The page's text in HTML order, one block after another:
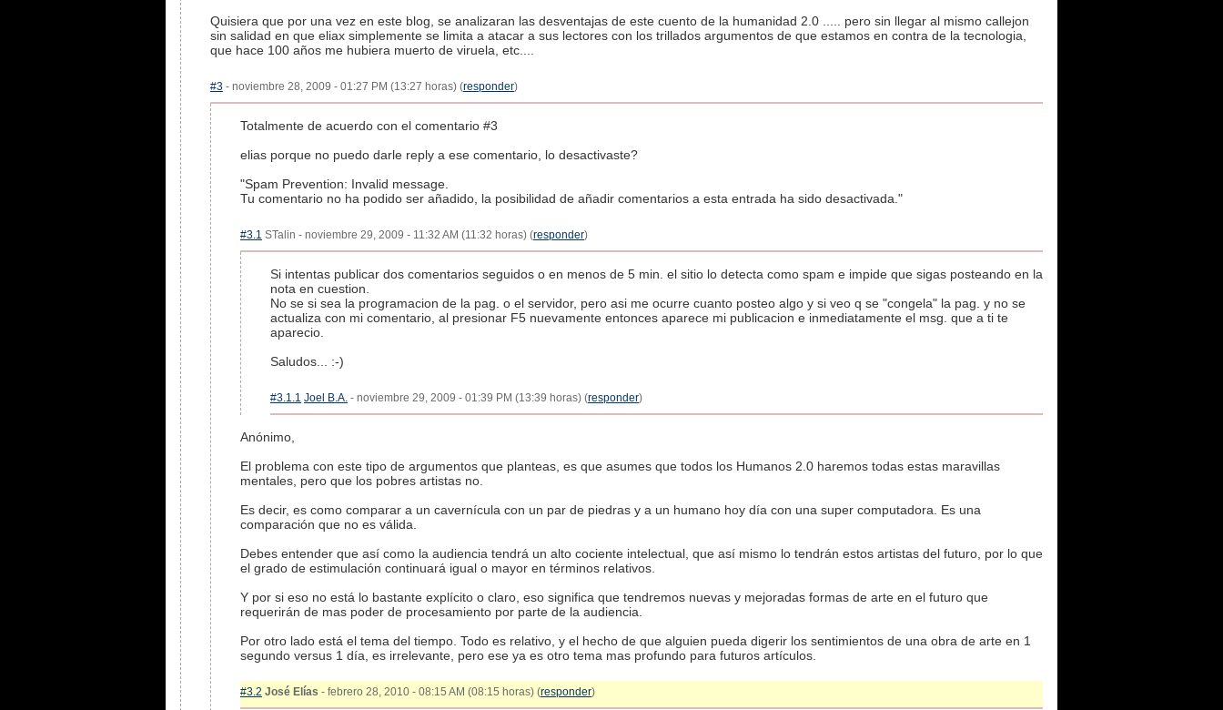
Quisiera que por una vez en este blog, se analizaran las desventajas de este cuento de la humanidad 2.0 ..... pero sin llegar al mismo callejon
sin salidad en que eliax simplemente se limita a atacar a sus lectores con los trillados argumentos de que estamos en contra de la tecnologia,
que hace 100 años me hubiera muerto de viruela, etc....
#3 - noviembre 28, 2009 - 01:27 PM (13:27 horas) (responder)
Totalmente de acuerdo con el comentario #3
elias porque no puedo darle reply a ese comentario, lo desactivaste?
"Spam Prevention: Invalid message.
Tu comentario no ha podido ser añadido, la posibilidad de añadir comentarios a esta entrada ha sido desactivada."
#3.1 STalin - noviembre 29, 2009 - 11:32 AM (11:32 horas) (responder)
Si intentas publicar dos comentarios seguidos o en menos de 5 min. el sitio lo detecta como spam e impide que sigas posteando en la
nota en cuestion.
No se si sea la programacion de la pag. o el servidor, pero asi me ocurre cuanto posteo algo y si veo q se "congela" la pag. y no se
actualiza con mi comentario, al presionar F5 nuevamente entonces aparece mi publicacion e inmediatamente el msg. que a ti te
aparecio.
Saludos... :-)
#3.1.1 Joel B.A. - noviembre 29, 2009 - 01:39 PM (13:39 horas) (responder)
Anónimo,
El problema con este tipo de argumentos que planteas, es que asumes que todos los Humanos 2.0 haremos todas estas maravillas
mentales, pero que los pobres artistas no.
Es decir, es como comparar a un cavernícula con un par de piedras y a un humano hoy día con una super computadora. Es una
comparación que no es válida.
Debes entender que así como la audiencia tendrá un alto cociente intelectual, que así mismo lo tendrán estos artistas del futuro, por lo que
el grado de estimulación continuará igual o mayor en términos relativos.
Y por si eso no está lo bastante explícito o claro, eso significa que tendremos nuevas y mejoradas formas de arte en el futuro que
requerirán de mas poder de procesamiento por parte de la audiencia.
Por otro lado está el tema del tiempo. Todo es relativo, y el hecho de que alguien pueda digerir los sentimientos de una obra de arte en 1
segundo versus 1 día, es irrelevante, pero ese ya es otro tema mas profundo para futuros artículos.
#3.2 José Elías - febrero 28, 2010 - 08:15 AM (08:15 horas) (responder)